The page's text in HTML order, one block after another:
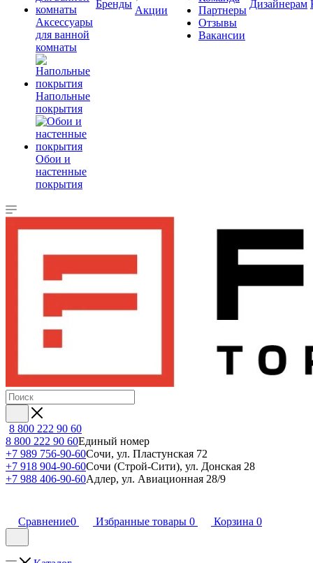
Аксессуары
для ванной
комнаты
Напольные
покрытия
Обои и
настенные
покрытия
Бренды
Акции
Партнеры
Отзывы
Вакансии
Дизайнерам
8 800 222 90 60
8 800 222 90 60Единый номер
+7 989 756-90-60Сочи, ул. Пластунская 72
+7 918 904-90-60Сочи (Строй-Сити), ул. Донская 28
+7 988 406-90-60Адлер, ул. Авиационная 28/9
Сравнение0 Избранные товары 0 Корзина 0